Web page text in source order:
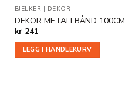
BJELKER | DEKOR
DEKOR METALLBÅND 100CM
kr241
LEGG I HANDLEKURV